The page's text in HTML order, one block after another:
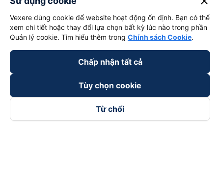
Vexere dùng cookie để website hoạt động ổn định. Bạn có thể
xem chi tiết hoặc thay đổi lựa chọn bất kỳ lúc nào trong phần
Quản lý cookie. Tìm hiểu thêm trong Chính sách Cookie.
Chấp nhận tất cả
Tùy chọn cookie
Từ chối